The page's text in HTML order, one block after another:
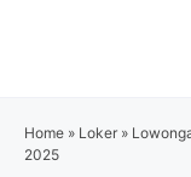
Home » Loker »
2025